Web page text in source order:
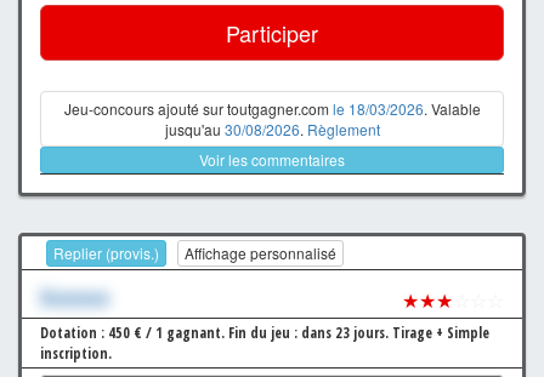
Participer
Jeu-concours ajouté sur toutgagner.com le 18/03/2026. Valable
jusqu'au 30/08/2026. Règlement
Voir les commentaires
Replier (provis.) Affichage personnalisé
Xxxxxxx ★★★
Dotation : 450 € / 1 gagnant. Fin du jeu : dans 23 jours. Tirage + Simple
inscription.